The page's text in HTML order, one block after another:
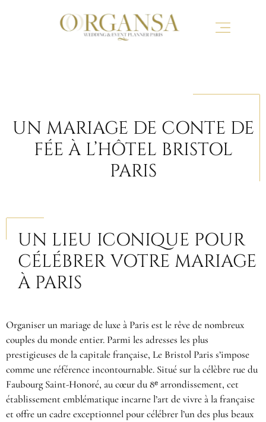
UN MARIAGE DE CONTE DE
FÉE À L’HÔTEL BRISTOL
PARIS
UN LIEU ICONIQUE POUR
CÉLÉBRER VOTRE MARIAGE
À PARIS
Organiser un mariage de luxe à Paris est le rêve de nombreux
couples du monde entier. Parmi les adresses les plus
prestigieuses de la capitale française, Le Bristol Paris s’impose
comme une référence incontournable. Situé sur la célèbre rue du
Faubourg Saint-Honoré, au cœur du 8ᵉ arrondissement, cet
établissement emblématique incarne l’art de vivre à la française
et offre un cadre exceptionnel pour célébrer l’un des plus beaux